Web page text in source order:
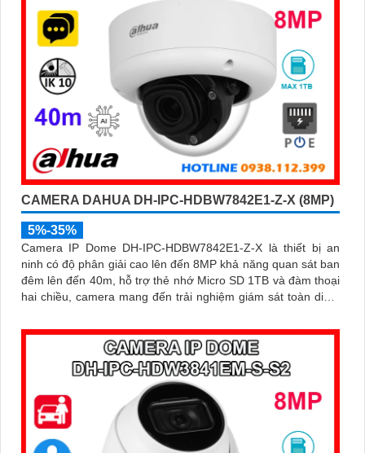
CAMERA DAHUA DH-IPC-HDBW7842E1-Z-X (8MP)
5%-35%
Camera IP Dome DH-IPC-HDBW7842E1-Z-X là thiết bị an
ninh có độ phân giải cao lên đến 8MP khả năng quan sát ban
đêm lên đến 40m, hỗ trợ thẻ nhớ Micro SD 1TB và đàm thoại
hai chiều, camera mang đến trải nghiệm giám sát toàn diện.
mặt và đếm người giúp nâng cao hiệu quả quản lý và an ninh
cho mọi không gian trong nhà